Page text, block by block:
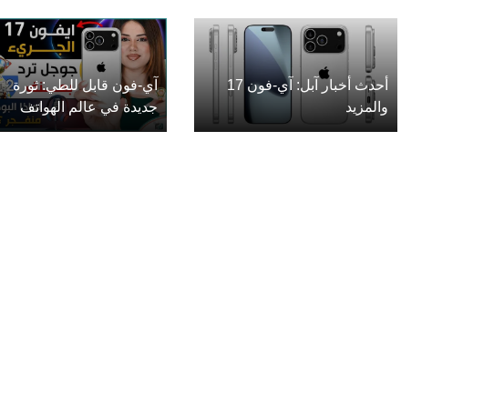
أحدث أخبار آبل: آي-فون 17
والمزيد
آي-فون قابل للطي: ثورة
جديدة في عالم الهواتف